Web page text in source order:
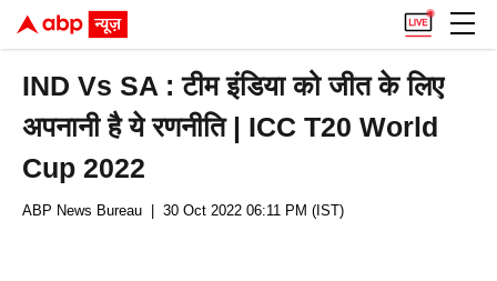
IND Vs SA : टीम इंडिया को जीत के लिए
अपनानी है ये रणनीति | ICC T20 World
Cup 2022
ABP News Bureau | 30 Oct 2022 06:11 PM (IST)